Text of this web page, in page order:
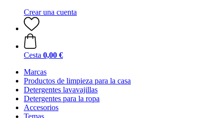
Crear una cuenta
Cesta 0,00 €
Marcas
Productos de limpieza para la casa
Detergentes lavavajillas
Detergentes para la ropa
Accesorios
Temas